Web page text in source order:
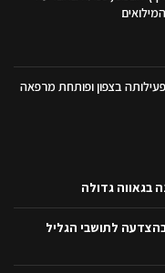
בצפון ופותחת מרפאה
בגאווה גדולה
לתושבי הגליל